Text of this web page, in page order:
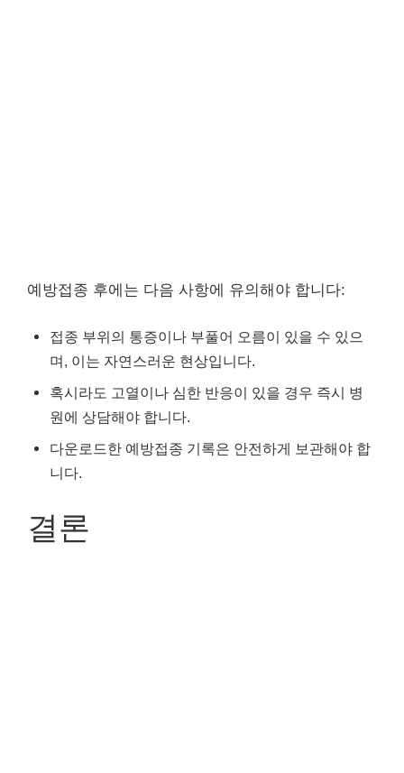
예방접종 후에는 다음 사항에 유의해야 합니다:
접종 부위의 통증이나 부풀어 오름이 있을 수 있으
며, 이는 자연스러운 현상입니다.
혹시라도 고열이나 심한 반응이 있을 경우 즉시 병
원에 상담해야 합니다.
다운로드한 예방접종 기록은 안전하게 보관해야 합
니다.
결론